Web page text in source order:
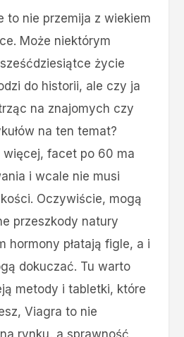
to nie przemija z wiekiem
Może niektórym
życie
do historii, ale czy ja
na znajomych czy
na ten temat?
więcej, facet po 60 ma
i wcale nie musi
Oczywiście, mogą
przeszkody natury
hormony płatają figle, a i
dokuczać. Tu warto
metody i tabletki, które
Viagra to nie
rynku, a sprawność